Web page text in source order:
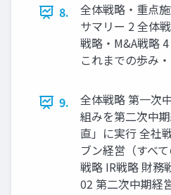
8.
全体戦略・重点
サマリー 2 全体
戦略・M&A戦略
これまでの歩み
9.
全体戦略 第一次
組みを第二次中
直」に実行 全社
ブン経営（すべ
戦略 IR戦略 財務
02 第二次中期経